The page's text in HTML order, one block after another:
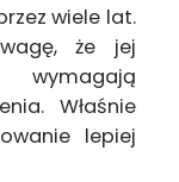
wiele lat.
że jej
wymagają
Właśnie
lepiej